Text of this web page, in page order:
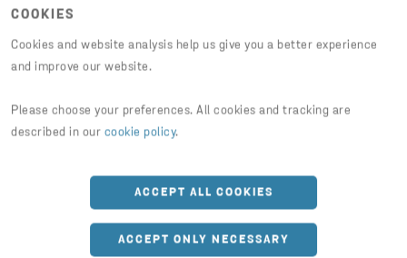
COOKIES
Cookies and website analysis help us give you a better experience
and improve our website.
Please choose your preferences. All cookies and tracking are
described in our cookie policy.
ACCEPT ALL COOKIES
ACCEPT ONLY NECESSARY
bevismaterial för vidarebefordran till exempelvis
polismyndighet eller domstol.
förpliktelse när vi lagrar och vidarebefordrar
uppgifter, till polismyndighet eller domstol, som del
förundersökning.
Nedan finner du en sammanfattande tabell kring
syfte, laglig grund och lagringstid.